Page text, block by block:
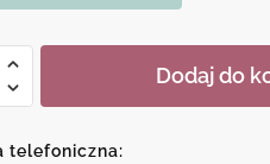
Dodaj do
telefoniczna: